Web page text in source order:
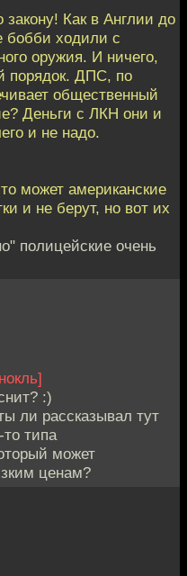
Как в Англии до
бобби ходили с
оружия. И ничего,
порядок. ДПС, по
общественный
Деньги с ЛКН они и
и не надо.
может американские
и не берут, но вот их
полицейские очень
:)
ли рассказывал тут
типа
может
ценам?